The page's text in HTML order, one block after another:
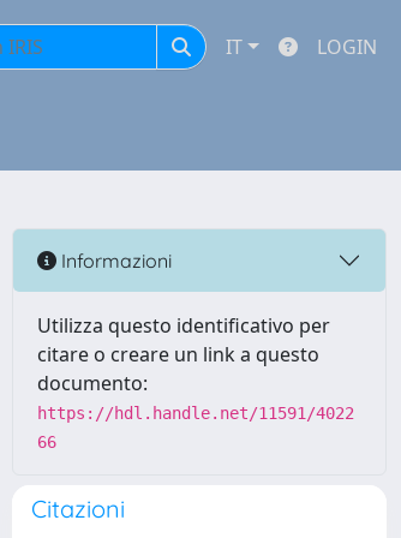
IT LOGIN
Informazioni
Utilizza questo identificativo per
citare o creare un link a questo
documento:
https://hdl.handle.net/11591/4022
66
Citazioni